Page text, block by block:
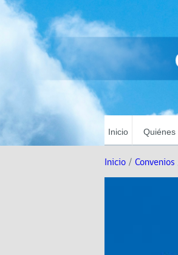
Inicio Quiénes
Inicio / Convenios